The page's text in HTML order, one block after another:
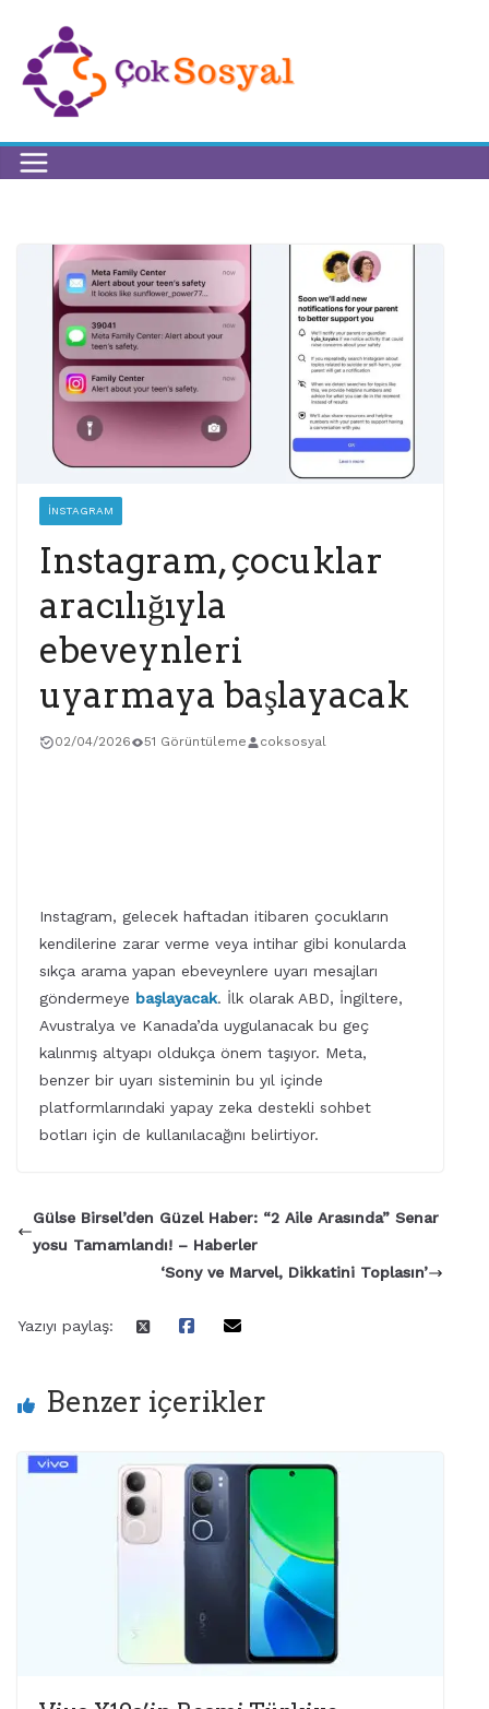
İNSTAGRAM
Instagram, çocuklar
aracılığıyla
ebeveynleri
uyarmaya başlayacak
02/04/2026 51 Görüntüleme coksosyal
Instagram, gelecek haftadan itibaren çocukların
kendilerine zarar verme veya intihar gibi konularda
sıkça arama yapan ebeveynlere uyarı mesajları
göndermeye başlayacak. İlk olarak ABD, İngiltere,
Avustralya ve Kanada’da uygulanacak bu geç
kalınmış altyapı oldukça önem taşıyor. Meta,
benzer bir uyarı sisteminin bu yıl içinde
platformlarındaki yapay zeka destekli sohbet
botları için de kullanılacağını belirtiyor.
Gülse Birsel’den Güzel Haber: “2 Aile Arasında” Senar
yosu Tamamlandı! – Haberler
‘Sony ve Marvel, Dikkatini Toplasın’
Yazıyı paylaş:
Benzer içerikler